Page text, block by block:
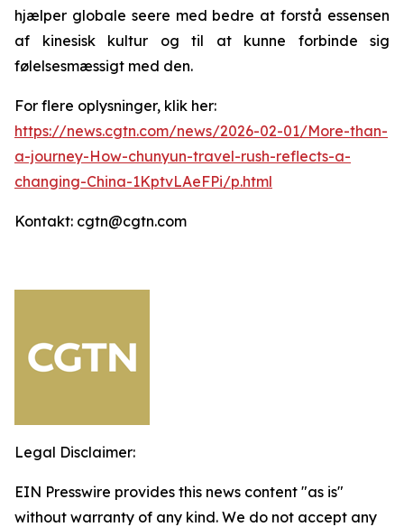
hjælper globale seere med bedre at forstå essensen
af kinesisk kultur og til at kunne forbinde sig
følelsesmæssigt med den.
For flere oplysninger, klik her:
https://news.cgtn.com/news/2026-02-01/More-than-
a-journey-How-chunyun-travel-rush-reflects-a-
changing-China-1KptvLAeFPi/p.html
Kontakt: cgtn@cgtn.com
Legal Disclaimer:
EIN Presswire provides this news content "as is"
without warranty of any kind. We do not accept any